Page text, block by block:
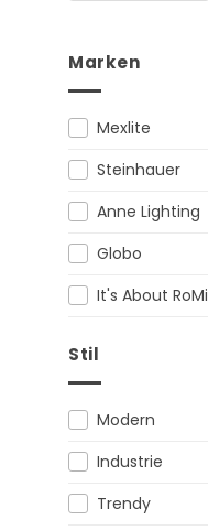
Marken
Mexlite
Steinhauer
Anne Lighting
Globo
It's About RoMi
Stil
Modern
Industrie
Trendy